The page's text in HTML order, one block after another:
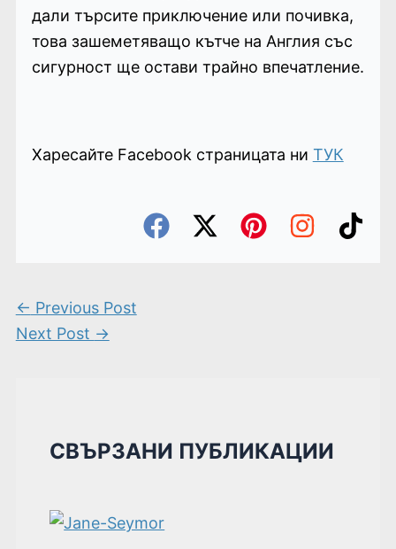
дали търсите приключение или почивка,
това зашеметяващо кътче на Англия със
сигурност ще остави трайно впечатление.
Харесайте Facebook страницата ни ТУК
← Previous Post
Next Post →
СВЪРЗАНИ ПУБЛИКАЦИИ